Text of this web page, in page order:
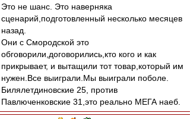
Это не шанс. Это наверняка
сценарий,подготовленный несколько месяцев
назад.
Они с Смородской это
обговорили,договорились,кто кого и как
прикрывает, и вытащили тот товар,который им
нужен.Все выиграли.Мы выиграли поболе.
Билялетдиновские 25, против
Павлюченковские 31,это реально МЕГА наеб.